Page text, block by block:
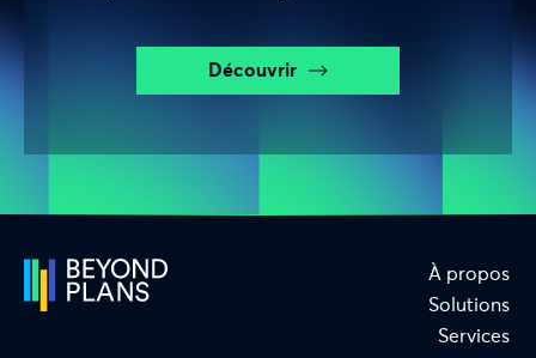
Découvrir
À propos
Solutions
Services